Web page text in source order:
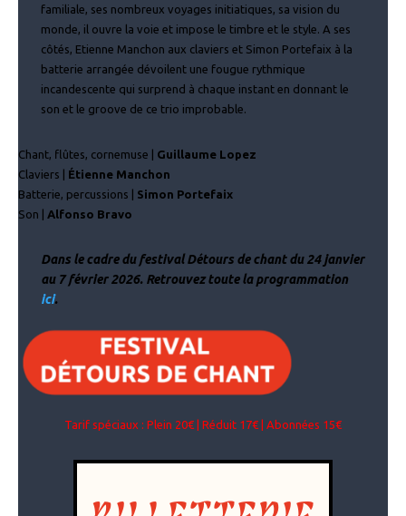
familiale, ses nombreux voyages initiatiques, sa vision du
monde, il ouvre la voie et impose le timbre et le style. A ses
côtés, Etienne Manchon aux claviers et Simon Portefaix à la
batterie arrangée dévoilent une fougue rythmique
incandescente qui surprend à chaque instant en donnant le
son et le groove de ce trio improbable.
Chant, flûtes, cornemuse |
Guillaume Lopez
Claviers | Étienne Manchon
Batterie, percussions |
Simon Portefaix
Son |
Alfonso Bravo
Dans le cadre du festival Détours de chant du 24 janvier
au 7 février 2026. Retrouvez toute la programmation
ici.
Tarif spéciaux : Plein 20€ | Réduit 17€ | Abonnées 15€